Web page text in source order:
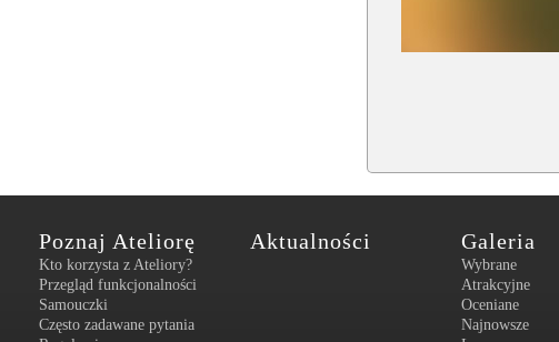
Poznaj Ateliorę
Kto korzysta z Ateliory?
Przegląd funkcjonalności
Samouczki
Często zadawane pytania
Aktualności Galeria
Wybrane
Atrakcyjne
Oceniane
Najnowsze